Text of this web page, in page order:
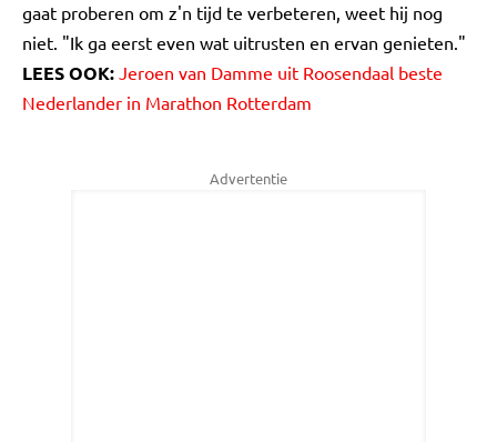
gaat proberen om z'n tijd te verbeteren, weet hij nog
niet. "Ik ga eerst even wat uitrusten en ervan genieten."
LEES OOK: Jeroen van Damme uit Roosendaal beste
Nederlander in Marathon Rotterdam
Advertentie